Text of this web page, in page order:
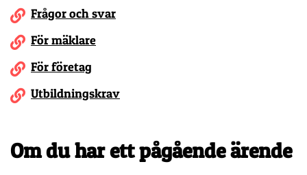
Frågor och svar
För mäklare
För företag
Utbildningskrav
Om du har ett pågående ärende